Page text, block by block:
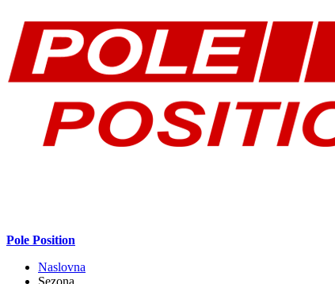
Pole Position
Naslovna
Sezona